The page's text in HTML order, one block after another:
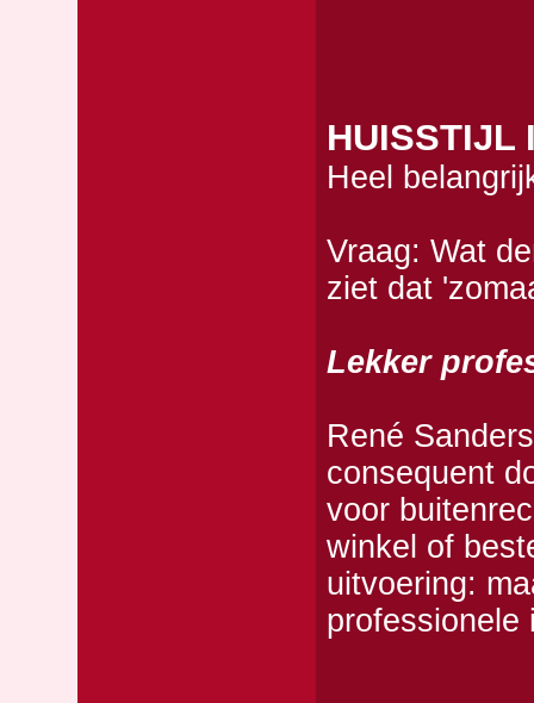
HUISSTIJL
Heel
Vraag: Wat
ziet dat
Lekker
René
consequent
voor
winkel of
uitvoering:
professionele